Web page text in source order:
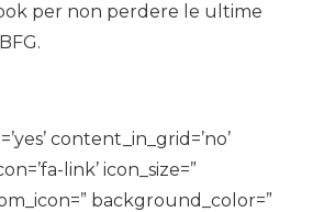
per non perdere le ultime
content_in_grid=’no’
link’ icon_size=”
background_color=”